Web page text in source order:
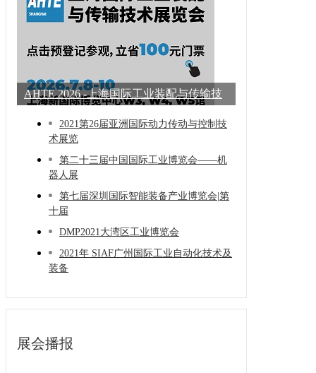
AHTE 2026 -上海国际工业装配与传输技
2021第26届亚洲国际动力传动与控制技
术展览
第二十三届中国国际工业博览会——机
器人展
第七届深圳国际智能装备产业博览会|第
十届
DMP2021大湾区工业博览会
2021年 SIAF广州国际工业自动化技术及
装备
展会播报